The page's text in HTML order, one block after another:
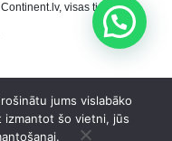
visas tiesības
jums vislabāko
izmantot šo vietni, jūs